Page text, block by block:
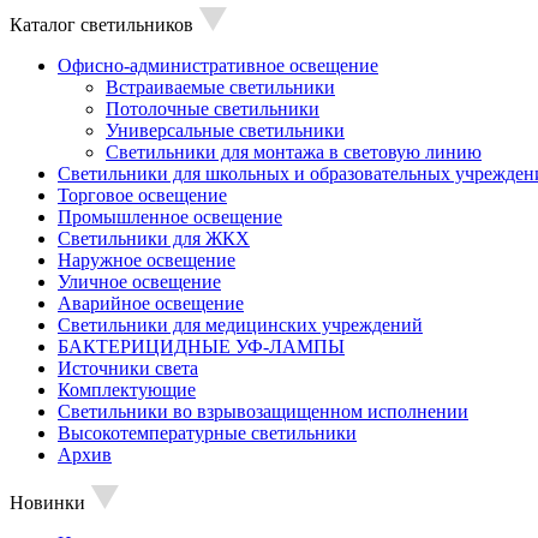
Каталог светильников
Офисно-административное освещение
Встраиваемые светильники
Потолочные светильники
Универсальные светильники
Светильники для монтажа в световую линию
Светильники для школьных и образовательных
Торговое освещение
Промышленное освещение
Светильники для ЖКХ
Наружное освещение
Уличное освещение
Аварийное освещение
Светильники для медицинских учреждений
БАКТЕРИЦИДНЫЕ УФ-ЛАМПЫ
Источники света
Комплектующие
Светильники во взрывозащищенном исполнении
Высокотемпературные светильники
Архив
Новинки